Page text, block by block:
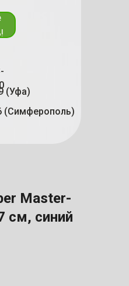
(Симферополь)
(Уфа)
Master-
см, синий